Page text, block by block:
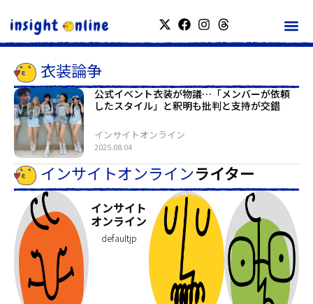
衣装論争
公式イベント衣装が物議…「メンバーが依頼
したスタイル」と釈明も批判と支持が交錯
2025.08.04
インサイトオンライン
インサイトオンラインライター
インサイト
オンライン
defaultjp